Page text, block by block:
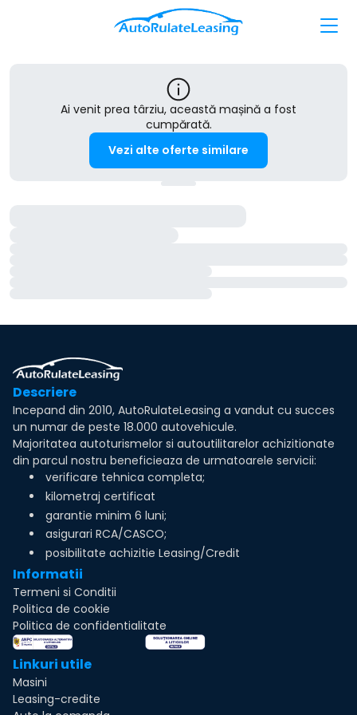
Ai venit prea târziu, această mașină a fost
cumpărată.
Vezi alte oferte similare
Descriere
Incepand din 2010, AutoRulateLeasing a vandut cu succes
un numar de peste 18.000 autovehicule.
Majoritatea autoturismelor si autoutilitarelor achizitionate
din parcul nostru beneficieaza de urmatoarele servicii:
verificare tehnica completa;
kilometraj certificat
garantie minim 6 luni;
asigurari RCA/CASCO;
posibilitate achizitie Leasing/Credit
Informatii
Termeni si Conditii
Politica de cookie
Politica de confidentialitate
Linkuri utile
Masini
Leasing-credite